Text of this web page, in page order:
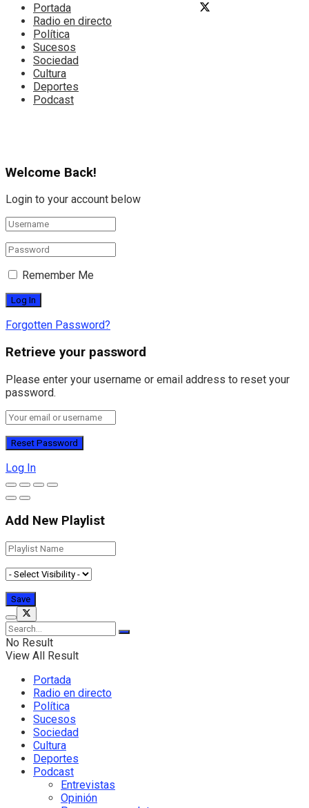
Portada
Radio en directo
Política
Sucesos
Sociedad
Cultura
Deportes
Podcast
Welcome Back!
Login to your account below
Remember Me
Forgotten Password?
Retrieve your password
Please enter your username or email address to reset your
password.
Log In
Add New Playlist
No Result
View All Result
Portada
Radio en directo
Política
Sucesos
Sociedad
Cultura
Deportes
Podcast
Entrevistas
Opinión